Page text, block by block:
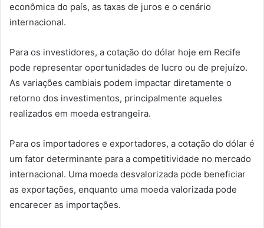
econômica do país, as taxas de juros e o cenário
internacional.
Para os investidores, a cotação do dólar hoje em Recife
pode representar oportunidades de lucro ou de prejuízo.
As variações cambiais podem impactar diretamente o
retorno dos investimentos, principalmente aqueles
realizados em moeda estrangeira.
Para os importadores e exportadores, a cotação do dólar é
um fator determinante para a competitividade no mercado
internacional. Uma moeda desvalorizada pode beneficiar
as exportações, enquanto uma moeda valorizada pode
encarecer as importações.